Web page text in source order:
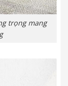
trọng mang